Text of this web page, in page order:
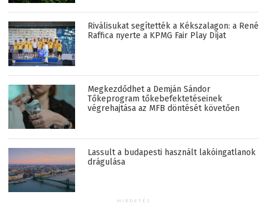
Riválisukat segítették a Kékszalagon: a René
Raffica nyerte a KPMG Fair Play Díjat
Megkezdődhet a Demján Sándor
Tőkeprogram tőkebefektetéseinek
végrehajtása az MFB döntését követően
Lassult a budapesti használt lakóingatlanok
drágulása
HIRDETÉS